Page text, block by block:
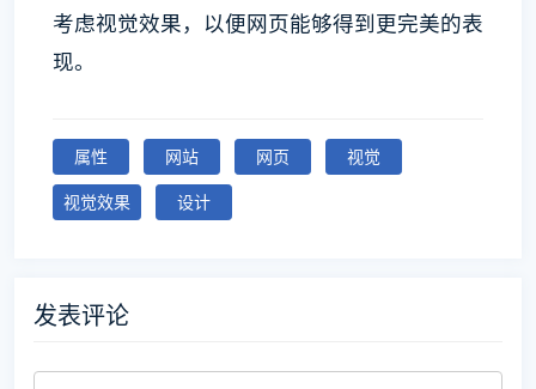
考虑视觉效果，以便网页能够得到更完美的表
现。
属性 网站 网页
视觉
视觉效果
设计
发表评论